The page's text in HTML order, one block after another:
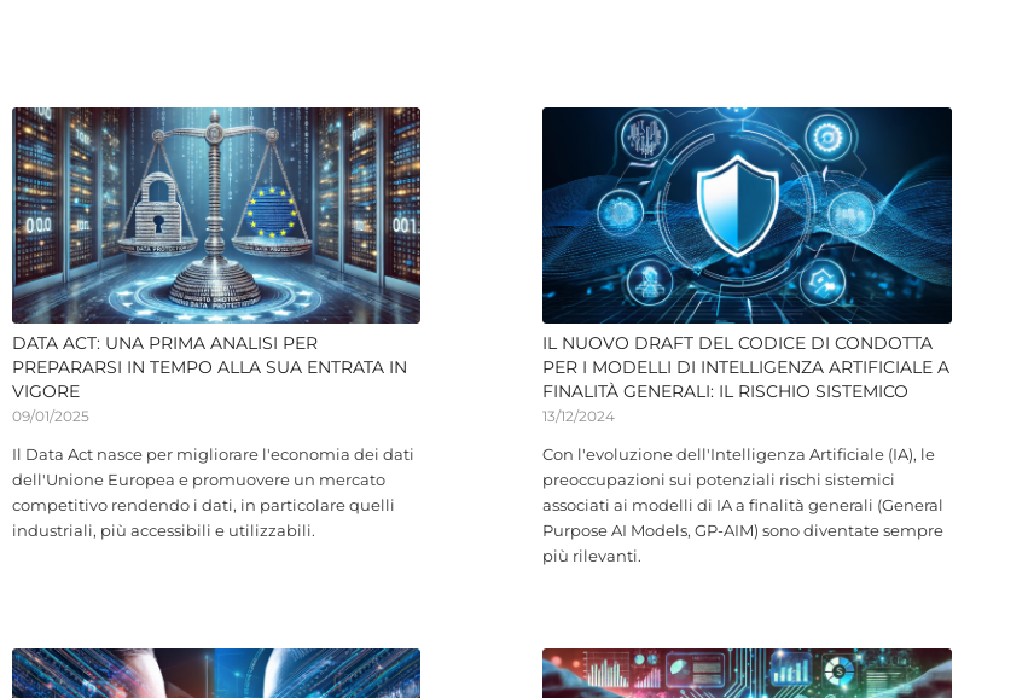
DATA ACT: UNA PRIMA ANALISI PER
PREPARARSI IN TEMPO ALLA SUA ENTRATA IN
VIGORE
09/01/2025
Il Data Act nasce per migliorare l'economia dei dati
dell'Unione Europea e promuovere un mercato
competitivo rendendo i dati, in particolare quelli
industriali, più accessibili e utilizzabili.
IL NUOVO DRAFT DEL CODICE DI CONDOTTA
PER I MODELLI DI INTELLIGENZA ARTIFICIALE A
FINALITÀ GENERALI: IL RISCHIO SISTEMICO
13/12/2024
Con l'evoluzione dell'Intelligenza Artificiale (IA), le
preoccupazioni sui potenziali rischi sistemici
associati ai modelli di IA a finalità generali (General
Purpose AI Models, GP-AIM) sono diventate sempre
più rilevanti.